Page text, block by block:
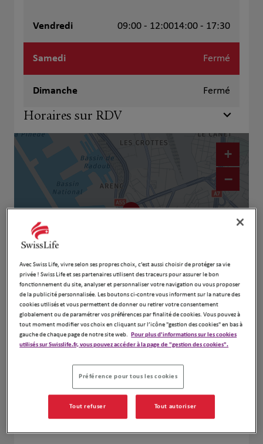
Vendredi 09:00 - 12:0014:00 - 17:30
Samedi Fermé
Dimanche Fermé
Horaires sur RDV
+
−
Leaflet| Map ©2026HERE
Naviguer Itinéraire
Avec Swiss Life, vivre selon ses propres choix, c’est aussi choisir de protéger sa vie
privée ! Swiss Life et ses partenaires utilisent des traceurs pour assurer le bon
fonctionnement du site, analyser et personnaliser votre navigation ou vous proposer
de la publicité personnalisée. Les boutons ci-contre vous informent sur la nature des
cookies utilisés et vous permettent de donner ou retirer votre consentement
globalement ou de paramétrer vos préférences par finalité de cookies. Vous pouvez à
tout moment modifier vos choix en cliquant sur l’icône "gestion des cookies" en bas à
gauche de chaque page de notre site web. Pour plus d'informations sur les cookies
utilisés sur Swisslife.fr, vous pouvez accéder à la page de "gestion des cookies".
Préférence pour tous les cookies
Tout refuser Tout autoriser